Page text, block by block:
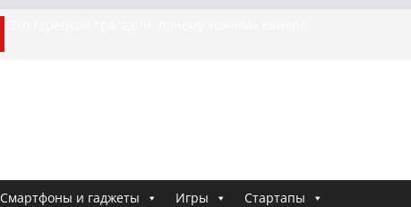
Смартфоны и гаджеты Игры Стартапы